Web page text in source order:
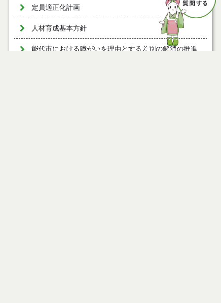
定員適正化計画
人材育成基本方針
能代市における障がいを理由とする差別の解消の推進